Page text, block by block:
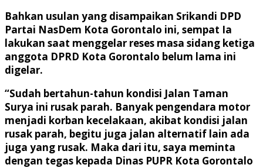
Bahkan usulan yang disampaikan Srikandi DPD
Partai NasDem Kota Gorontalo ini, sempat Ia
lakukan saat menggelar reses masa sidang ketiga
anggota DPRD Kota Gorontalo belum lama ini
digelar.
“Sudah bertahun-tahun kondisi Jalan Taman
Surya ini rusak parah. Banyak pengendara motor
menjadi korban kecelakaan, akibat kondisi jalan
rusak parah, begitu juga jalan alternatif lain ada
juga yang rusak. Maka dari itu, saya meminta
dengan tegas kepada Dinas PUPR Kota Gorontalo